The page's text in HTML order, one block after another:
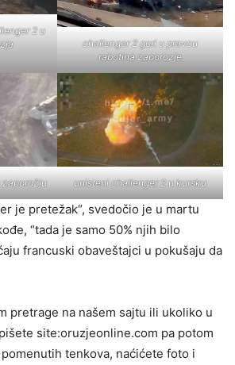
2 u
challenger 2 gori u pravcu
rabotina zaporozje
zaporožju unisteni challenger 2 u kursku
je pretežak“, svedočio je u martu
“tada je samo 50% njih bilo
francuski obaveštajci u pokušaju da
pretrage na našem sajtu ili ukoliko u
site:oruzjeonline.com pa potom
tenkova, naćićete foto i